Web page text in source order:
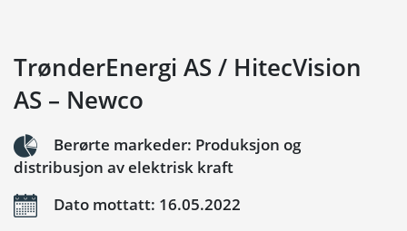
TrønderEnergi AS / HitecVision
AS – Newco
Berørte markeder: Produksjon og
distribusjon av elektrisk kraft
Dato mottatt: 16.05.2022